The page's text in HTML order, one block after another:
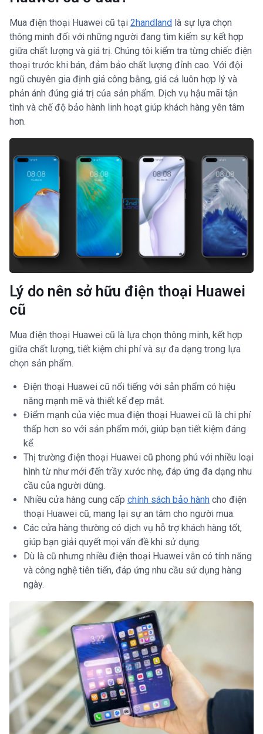
Mua điện thoại Huawei cũ tại 2handland là sự lựa chọn
thông minh đối với những người đang tìm kiếm sự kết hợp
giữa chất lượng và giá trị. Chúng tôi kiểm tra từng chiếc điện
thoại trước khi bán, đảm bảo chất lượng đỉnh cao. Với đội
ngũ chuyên gia định giá công bằng, giá cả luôn hợp lý và
phản ánh đúng giá trị của sản phẩm. Dịch vụ hậu mãi tận
tình và chế độ bảo hành linh hoạt giúp khách hàng yên tâm
hơn.
Lý do nên sở hữu điện thoại Huawei
cũ
Mua điện thoại Huawei cũ là lựa chọn thông minh, kết hợp
giữa chất lượng, tiết kiệm chi phí và sự đa dạng trong lựa
chọn sản phẩm.
Điện thoại Huawei cũ nổi tiếng với sản phẩm có hiệu
năng mạnh mẽ và thiết kế đẹp mắt.
Điểm mạnh của việc mua điện thoại Huawei cũ là chi phí
thấp hơn so với sản phẩm mới, giúp bạn tiết kiệm đáng
kể.
Thị trường điện thoại Huawei cũ phong phú với nhiều loại
hình từ như mới đến trầy xước nhẹ, đáp ứng đa dạng nhu
cầu của người dùng.
Nhiều cửa hàng cung cấp chính sách bảo hành cho điện
thoại Huawei cũ, mang lại sự an tâm cho người mua.
Các cửa hàng thường có dịch vụ hỗ trợ khách hàng tốt,
giúp bạn giải quyết mọi vấn đề khi sử dụng.
Dù là cũ nhưng nhiều điện thoại Huawei vẫn có tính năng
và công nghệ tiên tiến, đáp ứng nhu cầu sử dụng hàng
ngày.